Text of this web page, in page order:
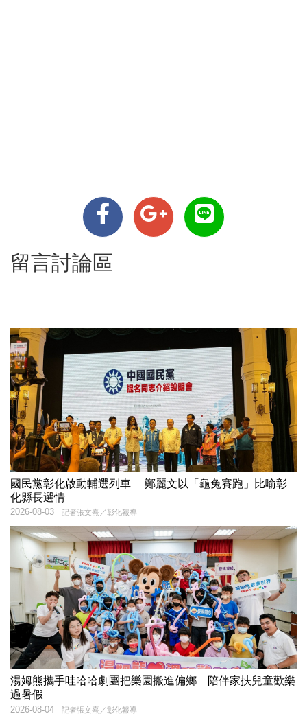
留言討論區
國民黨彰化啟動輔選列車 鄭麗文以「龜兔賽跑」比喻彰
化縣長選情
記者張文熹／彰化報導
2026-08-03
湯姆熊攜手哇哈哈劇團把樂園搬進偏鄉 陪伴家扶兒童歡樂
過暑假
記者張文熹／彰化報導
2026-08-04